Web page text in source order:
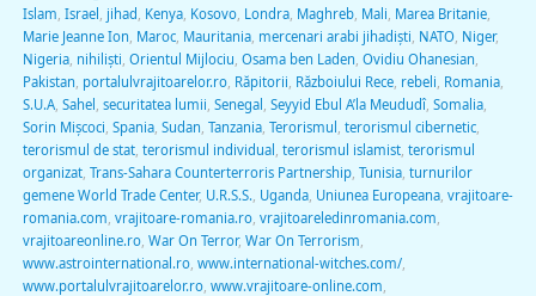
Islam Israel jihad Kenya, Kosovo, Londra, Maghreb, Mali Marea Britanie,
Marie Jeanne Ion Maroc, Mauritania, mercenari arabi jihadişti NATO, Niger,
Nigeria, nihilişti Orientul Mijlociu Osama ben Laden Ovidiu Ohanesian
Pakistan portalulvrajitoarelor.ro, Răpitorii Războiului Rece, rebeli Romania,
S.U.A, Sahel securitatea lumii Senegal Seyyid Ebul A’la Meududî, Somalia,
Sorin Mişcoci Spania, Sudan Tanzania, Terorismul terorismul cibernetic,
terorismul de stat, terorismul individual terorismul islamist, terorismul
organizat, Trans-Sahara Counterterroris Partnership, Tunisia, turnurilor
gemene World Trade Center, U.R.S.S. Uganda, Uniunea Europeana, vrajitoare-
romania.com vrajitoare-romania.ro, vrajitoareledinromania.com
vrajitoareonline.ro, War On Terror, War On Terrorism
www.astrointernational.ro, www.international-witches.com/,
www.portalulvrajitoarelor.ro, www.vrajitoare-online.com